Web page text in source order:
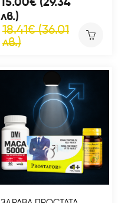
15.00€ (29.34
лв.)
18.41€ (36.01
лв.)